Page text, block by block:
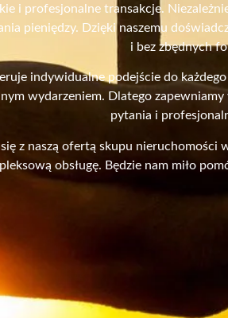
i profesjonalne transakcje.
pieniędzy. Dzięki naszemu
i bez zbędnych
indywidualne podejście do
wydarzeniem. Dlatego
pytania i
z naszą ofertą skupu
obsługę. Będzie nam miło